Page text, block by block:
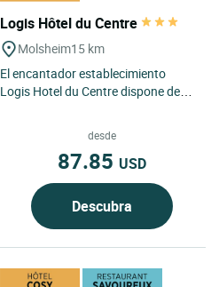
Logis Hôtel du Centre
Molsheim15 km
El encantador establecimiento
Logis Hotel du Centre dispone de
desde
87.85 USD
Descubra